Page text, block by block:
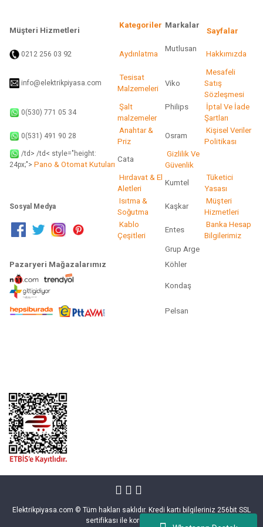
Müşteri Hizmetleri
Kategoriler Markalar
Sayfalar
0212 256 03 92 Aydınlatma
Mutlusan
Hakkımızda
info@elektrikpiyasa.com
Tesisat
Malzemeleri
Viko
Mesafeli
Satış
Sözleşmesi
0(530) 771 05 34
Şalt
malzemeler
Philips
İptal Ve İade
Şartları
0(531) 491 90 28
Anahtar &
Priz
Osram
Kişisel Veriler
Politikası
/td> /td< style="height:
24px;"> Pano & Otomat Kutuları
Cata
Gizlilik Ve
Güvenlik
Hırdavat & El
Aletleri
Kumtel
Tüketici
Yasası
Sosyal Medya
Isıtma &
Soğutma
Kaşkar
Müşteri
Hizmetleri
Kablo
Çeşitleri
Entes
Banka Hesap
Bilgilerimiz
Grup Arge
Pazaryeri Mağazalarımız
Köhler
Kondaş
Pelsan
Elektrikpiyasa.com © Tüm hakları saklıdır. Kredi kartı bilgileriniz 256bit SSL
sertifikası ile korunmaktadır.